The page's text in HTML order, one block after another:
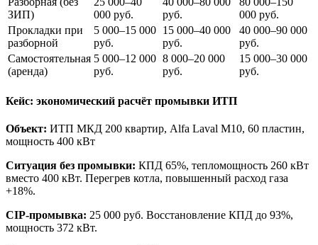
ЗИП)
000 руб.
руб.
000 руб.
Прокладки при
разборной
5 000–15 000
руб.
15 000–40 000
руб.
40 000–90 000
руб.
Самостоятельная
(аренда)
5 000–12 000
руб.
8 000–20 000
руб.
15 000–30 000
руб.
Кейс: экономический расчёт промывки ИТП
Объект: ИТП МКД 200 квартир, Alfa Laval M10, 60 пластин,
мощность 400 кВт
Ситуация без промывки: КПД 65%, тепломощность 260 кВт
вместо 400 кВт. Перегрев котла, повышенный расход газа
+18%.
CIP-промывка: 25 000 руб. Восстановление КПД до 93%,
мощность 372 кВт.